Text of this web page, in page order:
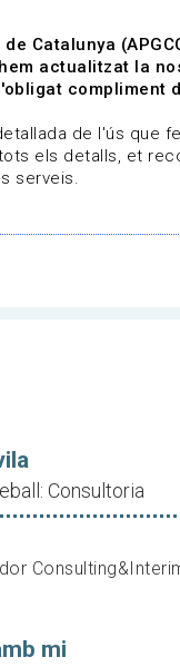
Projectes Serveis
Consultoria
mi
Catalunya
actualitzat la
compliment
de l'ús que
els detalls, et
serveis.